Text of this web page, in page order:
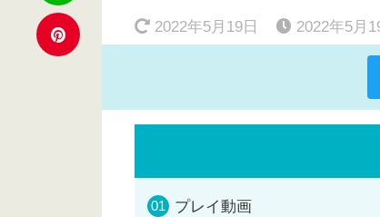
2022年5月19日 2022年5月
プレイ動画